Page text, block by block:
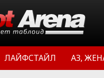
ЛАЙФСТАЙЛ АЗ,
със сина
по-